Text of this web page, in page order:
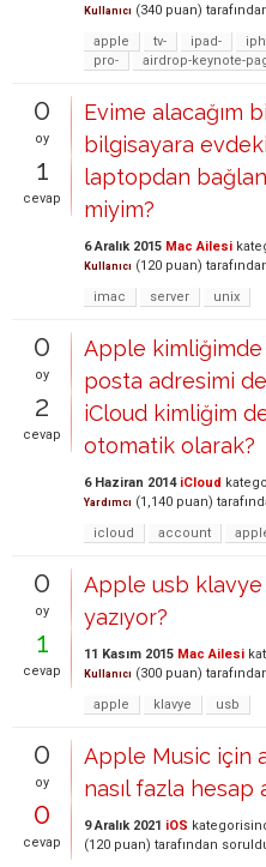
Kullanıcı (340 puan)
apple
tv- ipad-
pro-
airdrop-keynote-
0
oy
1
cevap
Evime alacağım
bilgisayara
laptopdan
miyim?
6 Aralık 2015 Mac Ailesi
Kullanıcı (120 puan)
imac
server unix
0
oy
2
cevap
Apple kimliğimde
posta adresimi
iCloud kimliğim
otomatik olarak?
6 Haziran 2014 iCloud
Yardımcı (1,140 puan)
icloud
account
0
oy
1
cevap
Apple usb
yazıyor?
11 Kasım 2015 Mac Ailesi
Kullanıcı (300 puan)
apple
klavye usb
0
oy
0
cevap
Apple Music için
nasıl fazla hesap
9 Aralık 2021 iOS
(120 puan) tarafından